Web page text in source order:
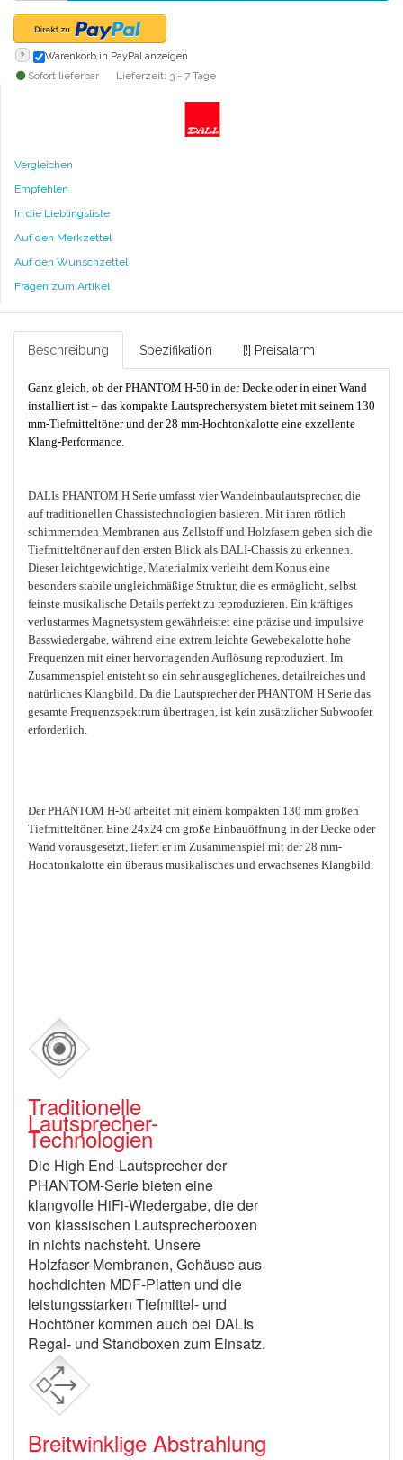
? Warenkorb in PayPal anzeigen
Sofort lieferbar Lieferzeit: 3 - 7 Tage
Vergleichen
Empfehlen
In die Lieblingsliste
Auf den Merkzettel
Auf den Wunschzettel
Fragen zum Artikel
Beschreibung Spezifikation [!] Preisalarm
Ganz gleich, ob der PHANTOM H-50 in der Decke oder in einer Wand
installiert ist – das kompakte Lautsprechersystem bietet mit seinem 130
mm-Tiefmitteltöner und der 28 mm-Hochtonkalotte eine exzellente
Klang-Performance.
DALIs PHANTOM H Serie umfasst vier Wandeinbaulautsprecher, die
auf traditionellen Chassistechnologien basieren. Mit ihren rötlich
schimmernden Membranen aus Zellstoff und Holzfasern geben sich die
Tiefmitteltöner auf den ersten Blick als DALI-Chassis zu erkennen.
Dieser leichtgewichtige, Materialmix verleiht dem Konus eine
besonders stabile ungleichmäßige Struktur, die es ermöglicht, selbst
feinste musikalische Details perfekt zu reproduzieren. Ein kräftiges
verlustarmes Magnetsystem gewährleistet eine präzise und impulsive
Basswiedergabe, während eine extrem leichte Gewebekalotte hohe
Frequenzen mit einer hervorragenden Auflösung reproduziert. Im
Zusammenspiel entsteht so ein sehr ausgeglichenes, detailreiches und
natürliches Klangbild. Da die Lautsprecher der PHANTOM H Serie das
gesamte Frequenzspektrum übertragen, ist kein zusätzlicher Subwoofer
erforderlich.
Der PHANTOM H-50 arbeitet mit einem kompakten 130 mm großen
Tiefmitteltöner. Eine 24x24 cm große Einbauöffnung in der Decke oder
Wand vorausgesetzt, liefert er im Zusammenspiel mit der 28 mm-
Hochtonkalotte ein überaus musikalisches und erwachsenes Klangbild.
Traditionelle
Lautsprecher-
Technologien
Die High End-Lautsprecher der
PHANTOM-Serie bieten eine
klangvolle HiFi-Wiedergabe, die der
von klassischen Lautsprecherboxen
in nichts nachsteht. Unsere
Holzfaser-Membranen, Gehäuse aus
hochdichten MDF-Platten und die
leistungsstarken Tiefmittel- und
Hochtöner kommen auch bei DALIs
Regal- und Standboxen zum Einsatz.
Breitwinklige Abstrahlung